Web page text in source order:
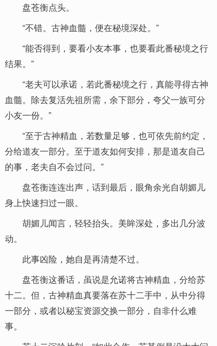
盘苍衡点头。
“不错。古神血髓，便在秘境深处。”
“能否得到，要看小友本事，也要看此番秘境之行
结果。”
“老夫可以承诺，若此番秘境之行，真能寻得古神
血髓。除去复活先祖所需，余下部分，夸父一族可分
小友一份。”
“至于古神精血，若数量足够，也可依先前约定，
分给道友一部分。至于道友如何安排，那是道友自己
的事，老夫自不会过问。”
盘苍衡连连出声，话到最后，眼角余光自胡媚儿
身上快速扫过一眼。
胡媚儿闻言，轻轻抬头。美眸深处，多出几分波
动。
此事凶险，她自是再清楚不过。
盘苍衡这番话，虽说是允诺将古神精血，分给苏
十二。但，古神精血真要落在苏十二手中，从中分得
一部分，或者以秘宝资源交换一部分，自非什么难
事。